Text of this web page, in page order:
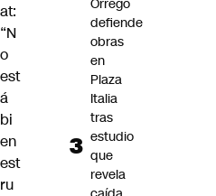
at:
“N
o
est
á
bi
en
est
ru
Orrego
defiende
obras
en
Plaza
Italia
tras
estudio
que
revela